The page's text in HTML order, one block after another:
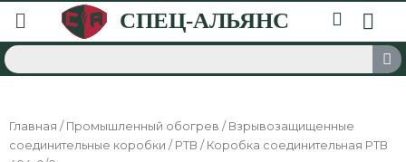
Главная / Промышленный обогрев / Взрывозащищенные
соединительные коробки / РТВ / Коробка соединительная РТВ